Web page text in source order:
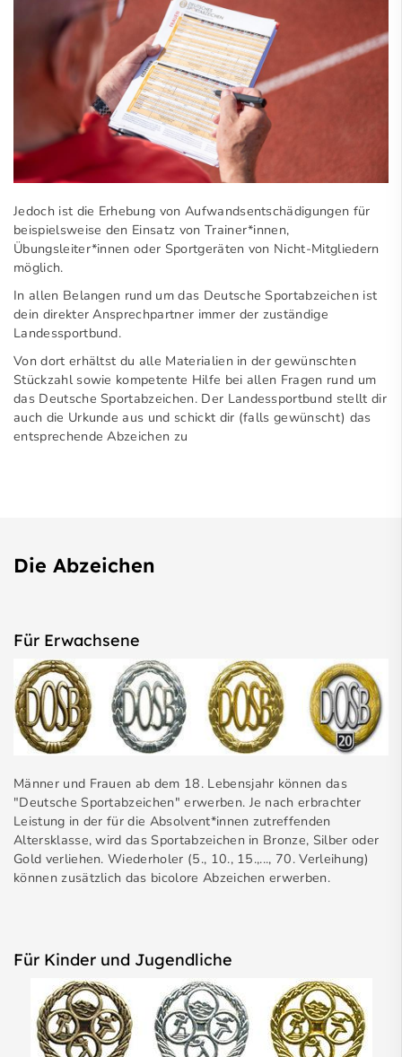
Jedoch ist die Erhebung von Aufwandsentschädigungen für
beispielsweise den Einsatz von Trainer*innen,
Übungsleiter*innen oder Sportgeräten von Nicht-Mitgliedern
möglich.
In allen Belangen rund um das Deutsche Sportabzeichen ist
dein direkter Ansprechpartner immer der zuständige
Landessportbund.
Von dort erhältst du alle Materialien in der gewünschten
Stückzahl sowie kompetente Hilfe bei allen Fragen rund um
das Deutsche Sportabzeichen. Der Landessportbund stellt dir
auch die Urkunde aus und schickt dir (falls gewünscht) das
entsprechende Abzeichen zu
Die Abzeichen
Für Erwachsene
Männer und Frauen ab dem 18. Lebensjahr können das
"Deutsche Sportabzeichen" erwerben. Je nach erbrachter
Leistung in der für die Absolvent*innen zutreffenden
Altersklasse, wird das Sportabzeichen in Bronze, Silber oder
Gold verliehen. Wiederholer (5., 10., 15.,..., 70. Verleihung)
können zusätzlich das bicolore Abzeichen erwerben.
Für Kinder und Jugendliche